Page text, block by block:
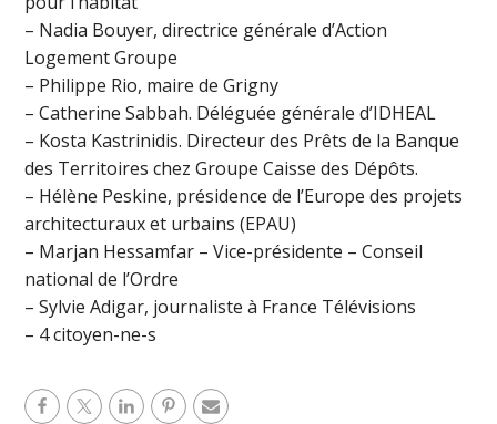
– Nadia Bouyer, directrice générale d’Action
Logement Groupe
– Philippe Rio, maire de Grigny
– Catherine Sabbah. Déléguée générale d’IDHEAL
– Kosta Kastrinidis. Directeur des Prêts de la Banque
des Territoires chez Groupe Caisse des Dépôts.
– Hélène Peskine, présidence de l’Europe des projets
architecturaux et urbains (EPAU)
– Marjan Hessamfar – Vice-présidente – Conseil
national de l’Ordre
– Sylvie Adigar, journaliste à France Télévisions
– 4 citoyen-ne-s